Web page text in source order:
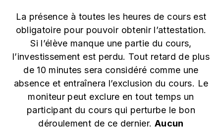
La présence à toutes les heures de cours est
obligatoire pour pouvoir obtenir l’attestation.
Si l’élève manque une partie du cours,
l’investissement est perdu. Tout retard de plus
de 10 minutes sera considéré comme une
absence et entraînera l’exclusion du cours. Le
moniteur peut exclure en tout temps un
participant du cours qui perturbe le bon
déroulement de ce dernier. Aucun